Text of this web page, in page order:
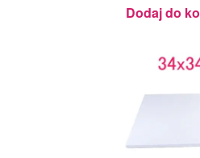
Dodaj do